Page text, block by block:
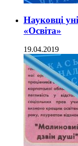
Науковці
«Освіта»
19.04.2019